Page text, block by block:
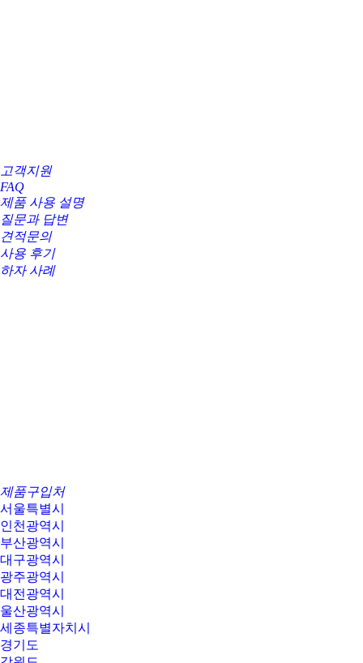
고객지원
FAQ
제품 사용 설명
질문과 답변
견적문의
사용 후기
하자 사례
제품구입처
서울특별시
인천광역시
부산광역시
대구광역시
광주광역시
대전광역시
울산광역시
세종특별자치시
경기도